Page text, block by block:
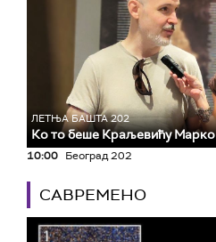
ЛЕТЊА БАШТА 202
Ко то беше Краљевићу Марко
10:00 Београд 202
САВРЕМЕНО